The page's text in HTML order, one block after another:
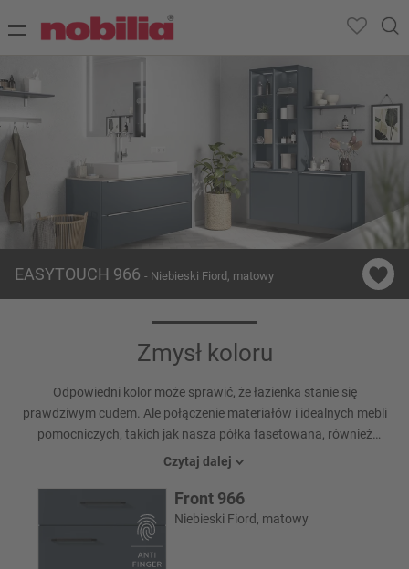
EASYTOUCH 966 - Niebieski Fiord, matowy
Zmysł koloru
Odpowiedni kolor może sprawić, że łazienka stanie się
prawdziwym cudem. Ale połączenie materiałów i idealnych mebli
pomocniczych, takich jak nasza półka fasetowana, również
zapewnia harmonijne współgranie i dodatkowy komfort.
Czytaj dalej
Front 966
Niebieski Fiord, matowy